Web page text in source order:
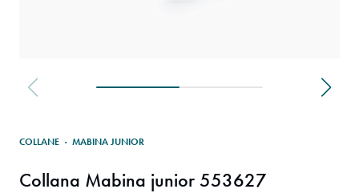
COLLANE · MABINA JUNIOR
Collana Mabina junior 553627